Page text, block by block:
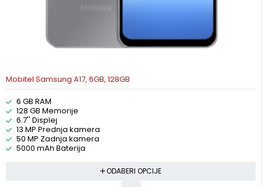
Mobitel Samsung A17, 6GB, 128GB
6 GB RAM
128 GB Memorije
6.7'' Displej
13 MP Prednja kamera
50 MP Zadnja kamera
5000 mAh Baterija
ODABERI OPCIJE